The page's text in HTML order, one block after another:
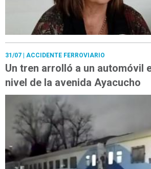
31/07 | ACCIDENTE FERROVIARIO
Un tren arrolló a un automóvil
nivel de la avenida Ayacucho